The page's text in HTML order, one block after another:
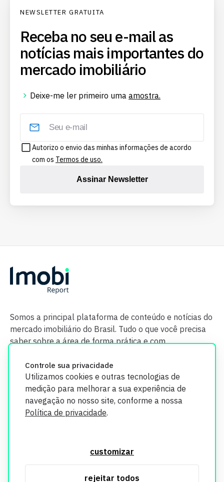
Controle sua privacidade
Utilizamos cookies e outras tecnologias de
medição para melhorar a sua experiência de
navegação no nosso site, conforme a nossa
Política de privacidade.
customizar
rejeitar todos
NEWSLETTER GRATUITA
Receba no seu e-mail as
notícias mais importantes do
mercado imobiliário
Deixe-me ler primeiro uma amostra.
Autorizo o envio das minhas informações de acordo
com os Termos de uso.
Assinar Newsletter
Somos a principal plataforma de conteúdo e notícias do
mercado imobiliário do Brasil. Tudo o que você precisa
saber sobre a área de forma prática e com
segurança. Todos os dados coletados em nosso site são
utilizados exclusivamente para fins de aprimoramento de
informações, consulte nossa Política de Privacidade.